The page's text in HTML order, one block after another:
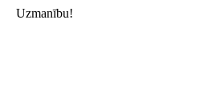
Uzmanību!